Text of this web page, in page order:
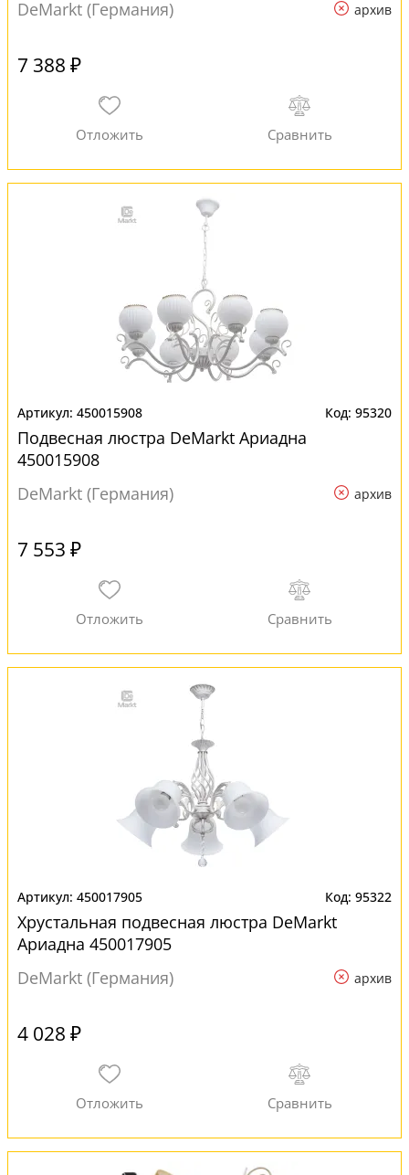
DeMarkt (Германия) архив
7 388 ₽
450015908 95320
Подвесная люстра DeMarkt Ариадна
450015908
DeMarkt (Германия)
архив
7 553 ₽
450017905 95322
Хрустальная подвесная люстра DeMarkt
Ариадна 450017905
DeMarkt (Германия)
архив
4 028 ₽